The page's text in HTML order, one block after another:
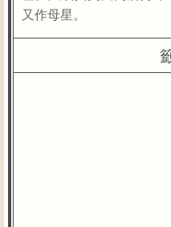
又作母星。